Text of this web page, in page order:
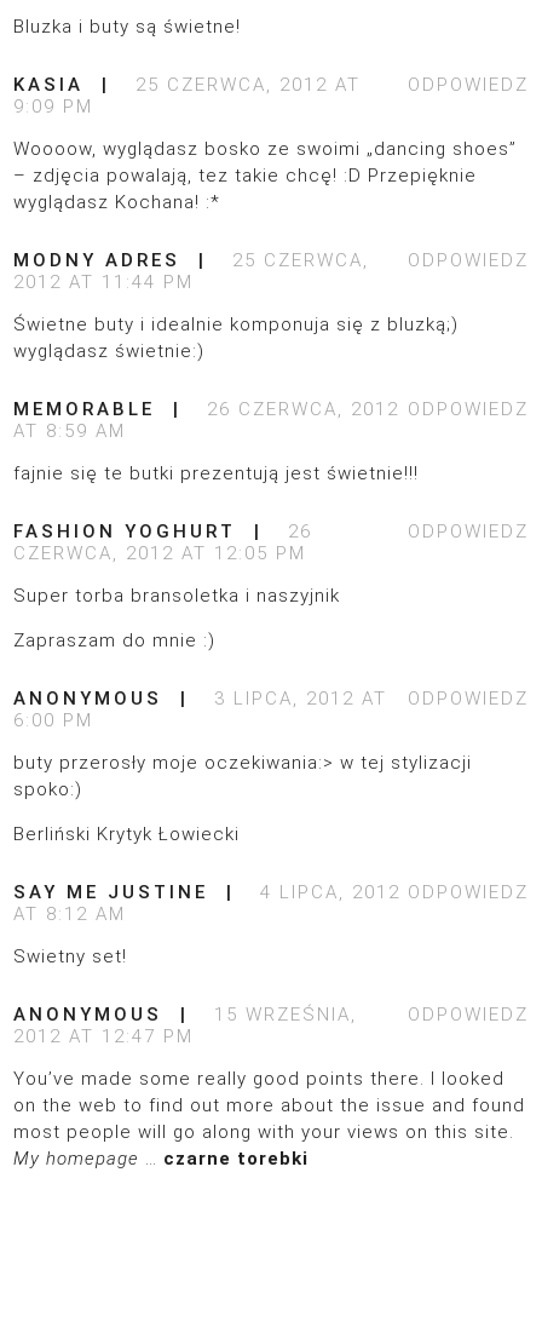
Bluzka i buty są świetne!
ODPOWIEDZ
KASIA
25 CZERWCA, 2012 AT
9:09 PM
Woooow, wyglądasz bosko ze swoimi „dancing shoes”
– zdjęcia powalają, tez takie chcę! :D Przepięknie
wyglądasz Kochana! :*
ODPOWIEDZ
MODNY ADRES
25 CZERWCA,
2012 AT 11:44 PM
Świetne buty i idealnie komponuja się z bluzką;)
wyglądasz świetnie:)
ODPOWIEDZ
MEMORABLE
26 CZERWCA, 2012
AT 8:59 AM
fajnie się te butki prezentują jest świetnie!!!
ODPOWIEDZ
FASHION YOGHURT
26
CZERWCA, 2012 AT 12:05 PM
Super torba bransoletka i naszyjnik
Zapraszam do mnie :)
ODPOWIEDZ
ANONYMOUS
3 LIPCA, 2012 AT
6:00 PM
buty przerosły moje oczekiwania:> w tej stylizacji
spoko:)
Berliński Krytyk Łowiecki
ODPOWIEDZ
SAY ME JUSTINE
4 LIPCA, 2012
AT 8:12 AM
Swietny set!
ODPOWIEDZ
ANONYMOUS
15 WRZEŚNIA,
2012 AT 12:47 PM
You’ve made some really good points there. I looked
on the web to find out more about the issue and found
most people will go along with your views on this site.
My homepage … czarne torebki